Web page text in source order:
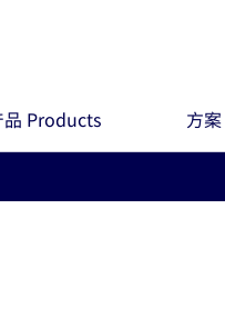
品 Products 方